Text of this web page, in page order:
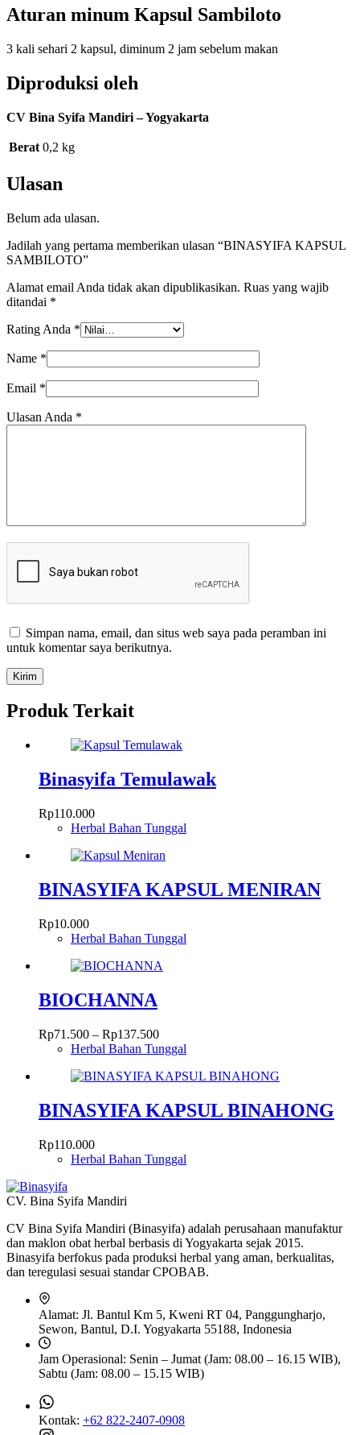
Aturan minum Kapsul Sambiloto
3 kali sehari 2 kapsul, diminum 2 jam sebelum makan
Diproduksi oleh
CV Bina Syifa Mandiri – Yogyakarta
Berat 0,2 kg
Ulasan
Belum ada ulasan.
Jadilah yang pertama memberikan ulasan “BINASYIFA KAPSUL
SAMBILOTO”
Alamat email Anda tidak akan dipublikasikan. Ruas yang wajib
ditandai *
Rating Anda *
Name *
Email *
Ulasan Anda *
Simpan nama, email, dan situs web saya pada peramban ini
untuk komentar saya berikutnya.
Kirim
Produk Terkait
Binasyifa Temulawak
Rp110.000
Herbal Bahan Tunggal
BINASYIFA KAPSUL MENIRAN
Rp10.000
Herbal Bahan Tunggal
BIOCHANNA
Rp71.500 – Rp137.500Rentang
harga:
hingga
Herbal Bahan Tunggal
beberapa
varian.
ini
dapat
di
halaman
produk
BINASYIFA KAPSUL BINAHONG
Rp110.000
Herbal Bahan Tunggal
CV. Bina Syifa Mandiri
CV Bina Syifa Mandiri (Binasyifa) adalah perusahaan manufaktur
dan maklon obat herbal berbasis di Yogyakarta sejak 2015.
Binasyifa berfokus pada produksi herbal yang aman, berkualitas,
dan teregulasi sesuai standar CPOBAB.
Alamat: Jl. Bantul Km 5, Kweni RT 04, Panggungharjo,
Sewon, Bantul, D.I. Yogyakarta 55188, Indonesia
Jam Operasional: Senin – Jumat (Jam: 08.00 – 16.15 WIB),
Sabtu (Jam: 08.00 – 15.15 WIB)
Kontak: +62 822-2407-0908